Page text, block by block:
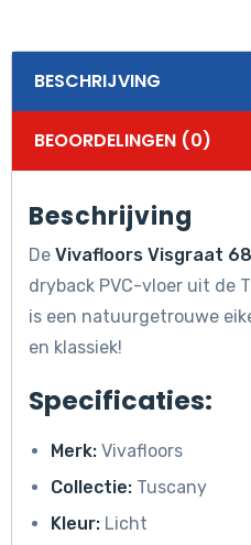
BESCHRIJVING
BEOORDELINGEN (0)
Beschrijving
De Vivafloors Visgraat
dryback PVC-vloer uit de
is een natuurgetrouwe
en klassiek!
Specificaties:
Merk: Vivafloors
Collectie: Tuscany
Kleur: Licht